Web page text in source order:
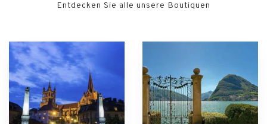
Entdecken Sie alle unsere Boutiquen